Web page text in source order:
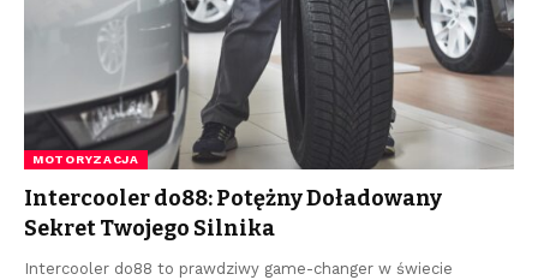
MOTORYZACJA
Intercooler do88: Potężny Doładowany
Sekret Twojego Silnika
Intercooler do88 to prawdziwy game-changer w świecie